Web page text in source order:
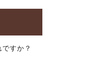
すか？